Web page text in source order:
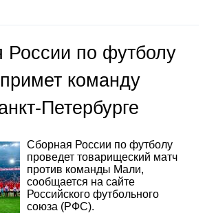
России по футболу
команду
Петербурге
Сборная России по футболу
проведет товарищеский матч
против команды Мали,
сообщается на сайте
Российского футбольного
союза (РФС).